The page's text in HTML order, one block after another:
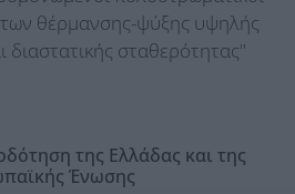
θέρμανσης-ψύξης υψηλής
σταθερότητας"
της Ελλάδας και της
Ένωσης